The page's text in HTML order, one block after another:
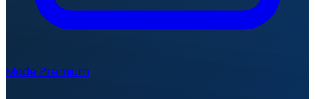
Mode Premium